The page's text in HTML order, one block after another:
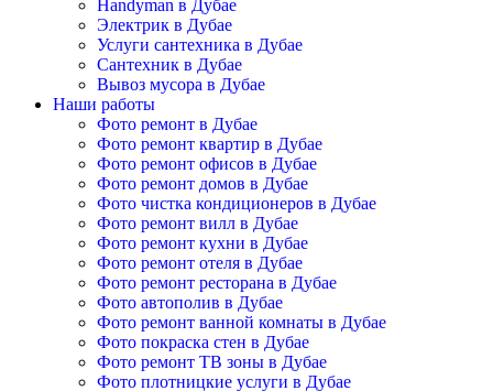
Handyman в Дубае
Электрик в Дубае
Услуги сантехника в Дубае
Сантехник в Дубае
Вывоз мусора в Дубае
Наши работы
Фото ремонт в Дубае
Фото ремонт квартир в Дубае
Фото ремонт офисов в Дубае
Фото ремонт домов в Дубае
Фото чистка кондиционеров в Дубае
Фото ремонт вилл в Дубае
Фото ремонт кухни в Дубае
Фото ремонт отеля в Дубае
Фото ремонт ресторана в Дубае
Фото автополив в Дубае
Фото ремонт ванной комнаты в Дубае
Фото покраска стен в Дубае
Фото ремонт ТВ зоны в Дубае
Фото плотницкие услуги в Дубае